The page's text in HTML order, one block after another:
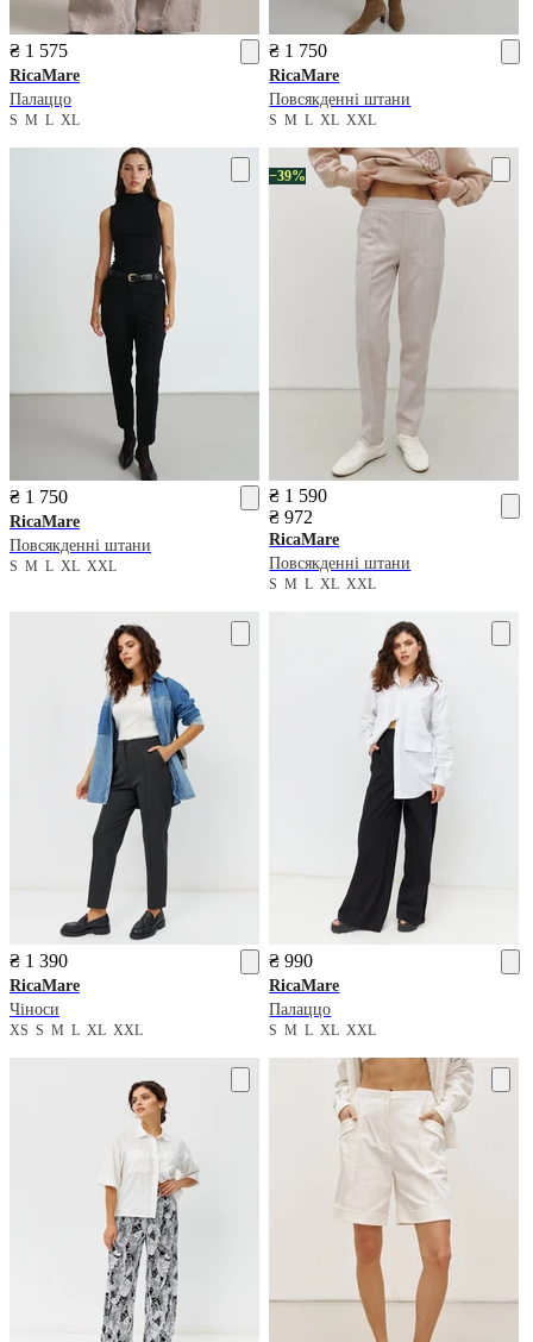
₴ 1 575
RicaMare
Палаццо
S M L XL
₴ 1 750
RicaMare
Повсякденні штани
SMLXLXXL
₴ 1 750
RicaMare
Повсякденні штани
S M L XL XXL
−39%
₴ 1 590
₴ 972
RicaMare
Повсякденні штани
SMLXLXXL
₴ 1 390
RicaMare
Чіноси
XS S M L XL XXL
₴ 990
RicaMare
Палаццо
SMLXLXXL